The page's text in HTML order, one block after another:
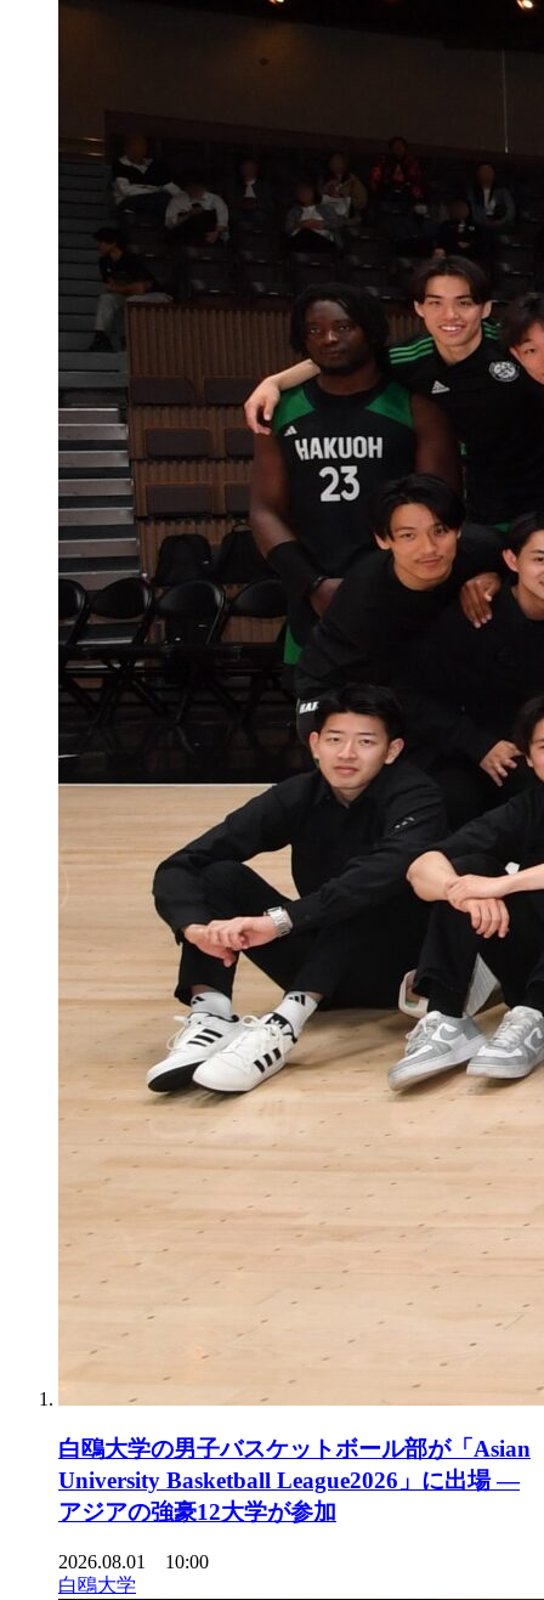
白鴎大学の男子バスケットボール部が「Asian
University Basketball League2026」に出場 ―
アジアの強豪12大学が参加
2026.08.01 10:00
白鴎大学